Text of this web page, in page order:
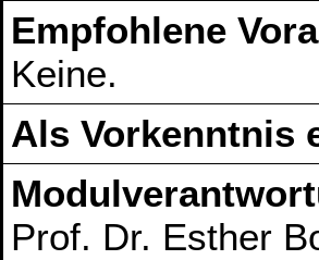
Empfohlene
Keine.
Als Vorkenntnis
Prof. Dr. Esther